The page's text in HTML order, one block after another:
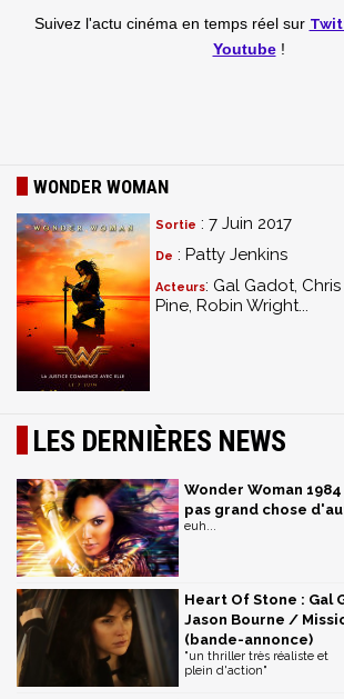
Suivez l'actu cinéma en temps réel sur
Youtube!
WONDER WOMAN
Sortie : 7 Juin 2017
De : Patty Jenkins
Acteurs: Gal Gadot, Chris
Pine, Robin Wright...
LES DERNIÈRES NEWS
Wonder Woman
pas grand chose
euh...
Heart Of Stone : Gal
Jason Bourne /
(bande-annonce)
"un thriller très réaliste et
plein d'action"